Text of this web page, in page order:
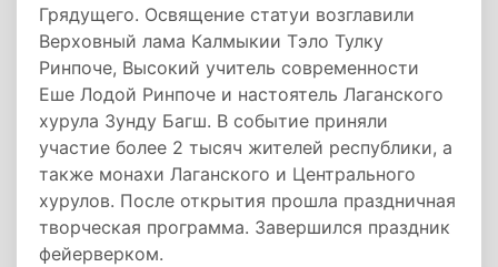
Грядущего. Освящение статуи возглавили
Верховный лама Калмыкии Тэло Тулку
Ринпоче, Высокий учитель современности
Еше Лодой Ринпоче и настоятель Лаганского
хурула Зунду Багш. В событие приняли
участие более 2 тысяч жителей республики, а
также монахи Лаганского и Центрального
хурулов. После открытия прошла праздничная
творческая программа. Завершился праздник
фейерверком.